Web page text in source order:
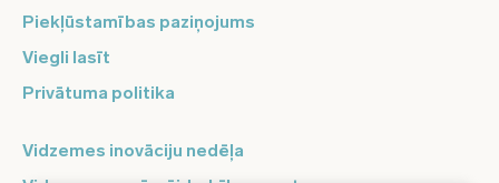
Piekļūstamības paziņojums
Viegli lasīt
Privātuma politika
Vidzemes inovāciju nedēļa